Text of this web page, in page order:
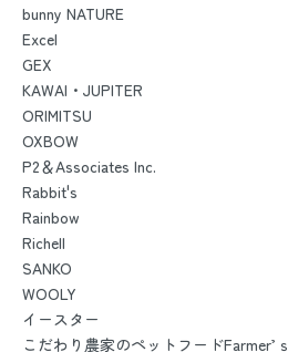
bunny NATURE
Excel
GEX
KAWAI・JUPITER
ORIMITSU
OXBOW
P2＆Associates Inc.
Rabbit's
Rainbow
Richell
SANKO
WOOLY
イースター
こだわり農家のペットフードFarmer’ｓ